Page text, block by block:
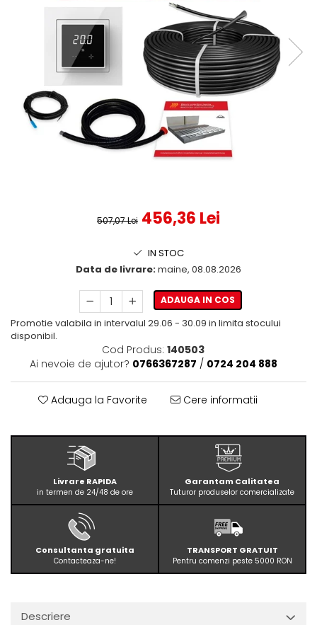
507,07 Lei 456,36 Lei
IN STOC
Data de livrare:maine, 08.08.2026
ADAUGA IN COS
Promotie valabila in intervalul 29.06 - 30.09 in limita stocului
disponibil.
Cod Produs: 140503
Ai nevoie de ajutor? 0766367287 / 0724 204 888
Adauga la Favorite Cere informatii
Livrare RAPIDA
in termen de 24/48 de ore
Garantam Calitatea
Tuturor produselor comercializate
Consultanta gratuita
Contacteaza-ne!
TRANSPORT GRATUIT
Pentru comenzi peste 5000 RON
Descriere